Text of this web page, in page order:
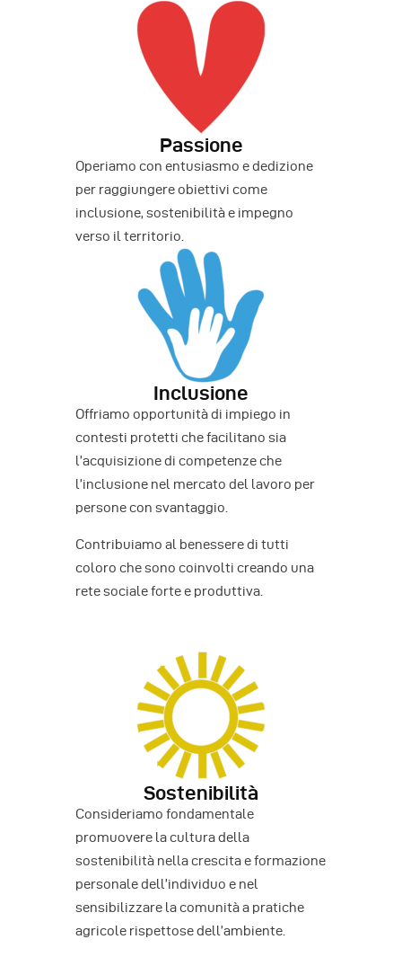
Passione
Operiamo con entusiasmo e dedizione
per raggiungere obiettivi come
inclusione, sostenibilità e impegno
verso il territorio.
Inclusione
Offriamo opportunità di impiego in
contesti protetti che facilitano sia
l’acquisizione di competenze che
l’inclusione nel mercato del lavoro per
persone con svantaggio.
Contribuiamo al benessere di tutti
coloro che sono coinvolti creando una
rete sociale forte e produttiva.
Sostenibilità
Consideriamo fondamentale
promuovere la cultura della
sostenibilità nella crescita e formazione
personale dell’individuo e nel
sensibilizzare la comunità a pratiche
agricole rispettose dell’ambiente.